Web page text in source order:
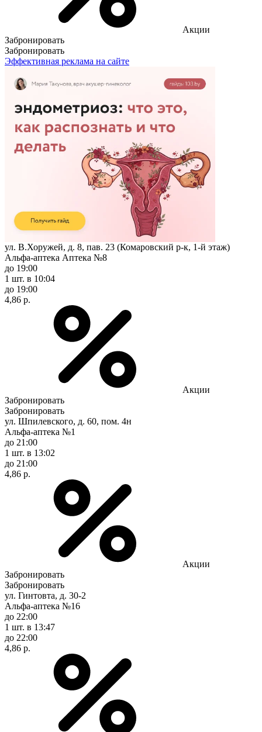
Акции
Забронировать
Забронировать
Эффективная реклама на сайте
ул. В.Хоружей, д. 8, пав. 23 (Комаровский р-к, 1-й этаж)
Альфа-аптека Аптека №8
до 19:00
1 шт. в 10:04
до 19:00
4,86 р.
Акции
Забронировать
Забронировать
ул. Шпилевского, д. 60, пом. 4н
Альфа-аптека №1
до 21:00
1 шт. в 13:02
до 21:00
4,86 р.
Акции
Забронировать
Забронировать
ул. Гинтовта, д. 30-2
Альфа-аптека №16
до 22:00
1 шт. в 13:47
до 22:00
4,86 р.